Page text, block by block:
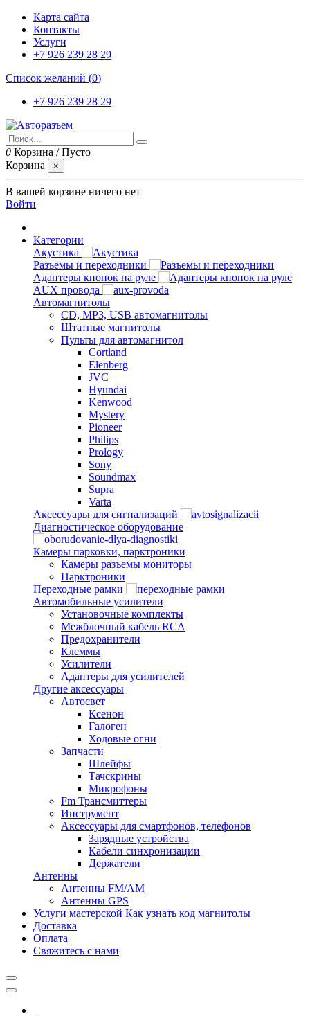
Карта сайта
Контакты
Услуги
+7 926 239 28 29
Список желаний (0)
+7 926 239 28 29
0 Корзина /Пусто
Корзина
×
В вашей корзине ничего нет
Войти
Категории
Акустика
Разъемы и переходники
Адаптеры кнопок на руле
AUX провода
Автомагнитолы
CD, MP3, USB автомагнитолы
Штатные магнитолы
Пульты для автомагнитол
Cortland
Elenberg
JVC
Hyundai
Kenwood
Mystery
Pioneer
Philips
Prology
Sony
Soundmax
Supra
Varta
Аксессуары для сигнализаций
Диагностическое оборудование
Камеры парковки, парктроники
Камеры разъемы мониторы
Парктроники
Переходные рамки
Автомобильные усилители
Установочные комплекты
Межблочный кабель RCA
Предохранители
Клеммы
Усилители
Адаптеры для усилителей
Другие аксессуары
Автосвет
Ксенон
Галоген
Ходовые огни
Запчасти
Шлейфы
Тачскрины
Микрофоны
Fm Трансмиттеры
Инструмент
Аксессуары для смартфонов, телефонов
Зарядные устройства
Кабели синхронизации
Держатели
Антенны
Антенны FM/AM
Антенны GPS
Услуги мастерской Как узнать код магнитолы
Доставка
Оплата
Свяжитесь с нами